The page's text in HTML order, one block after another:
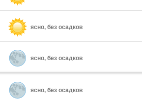
ясно, без осадков
ясно, без осадков
ясно, без осадков